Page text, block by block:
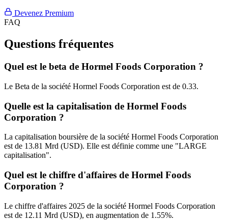
Devenez Premium
FAQ
Questions fréquentes
Quel est le beta de Hormel Foods Corporation ?
Le Beta de la société Hormel Foods Corporation est de 0.33.
Quelle est la capitalisation de Hormel Foods
Corporation ?
La capitalisation boursière de la société Hormel Foods Corporation
est de 13.81 Mrd (USD). Elle est définie comme une "LARGE
capitalisation".
Quel est le chiffre d'affaires de Hormel Foods
Corporation ?
Le chiffre d'affaires 2025 de la société Hormel Foods Corporation
est de 12.11 Mrd (USD), en augmentation de 1.55%.